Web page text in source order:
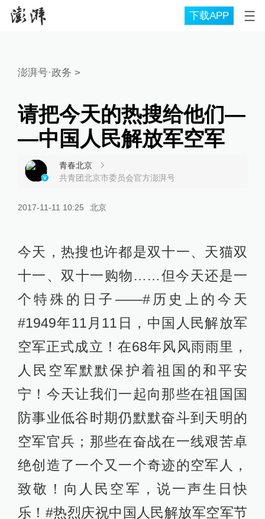
下载APP
澎湃号·政务 >
请把今天的热搜给他们―
―中国人民解放军空军
青春北京
共青团北京市委员会官方澎湃号
2017-11-11 10:25 北京
今天，热搜也许都是双十一、天猫双
十一、双十一购物……但今天还是一
个特殊的日子――#历史上的今天
#1949年11月11日，中国人民解放军
空军正式成立！在68年风风雨雨里，
人民空军默默保护着祖国的和平安
宁！今天让我们一起向那些在祖国国
防事业低谷时期仍默默奋斗到天明的
空军官兵；那些在奋战在一线艰苦卓
绝创造了一个又一个奇迹的空军人，
致敬！向人民空军，说一声生日快
乐！#热烈庆祝中国人民解放军空军节